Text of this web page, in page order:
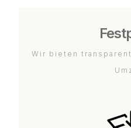
Wir bieten